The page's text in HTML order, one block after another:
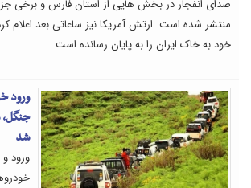
صدای انفجار در بخش هایی از استان فارس و برخی
منتشر شده است. ارتش آمریکا نیز ساعاتی بعد اعلام
خود به خاک ایران را به پایان رسانده است.
ورود
شد
ورود